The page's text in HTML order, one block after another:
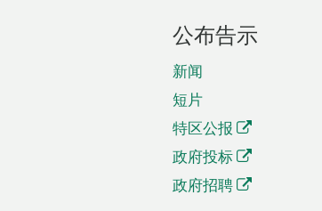
公布告示
新闻
短片
特区公报
政府投标
政府招聘